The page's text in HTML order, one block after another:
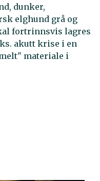
dunker,
elghund grå og
fortrinnsvis lagres
akutt krise i en
materiale i